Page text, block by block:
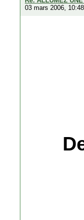
03 mars 2006, 10:48